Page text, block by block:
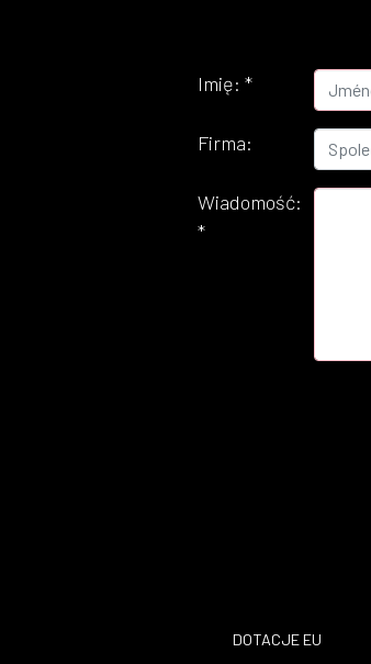
Imię:*
Firma:
Wiadomość:
*
DOTACJE EU